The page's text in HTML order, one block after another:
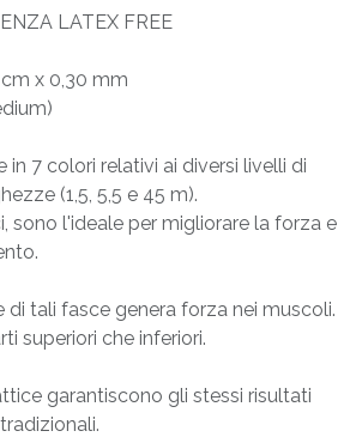
LATEX FREE
cm x 0,30 mm
in 7 colori relativi ai diversi livelli di
(1,5, 5,5 e 45 m).
sono l'ideale per migliorare la forza e
di tali fasce genera forza nei muscoli.
superiori che inferiori.
garantiscono gli stessi risultati